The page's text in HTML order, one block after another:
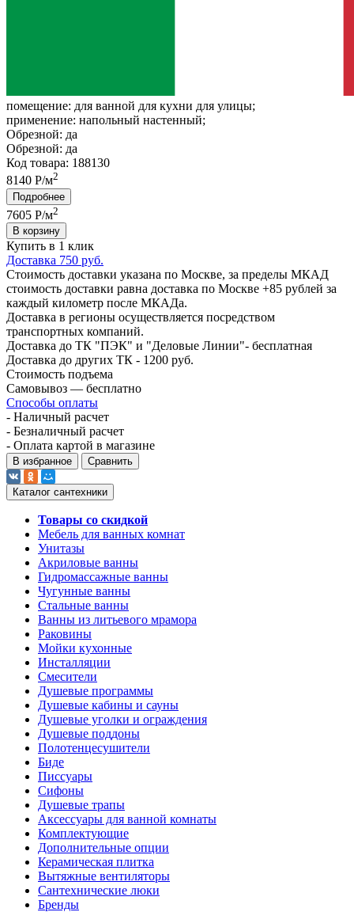
помещение: для ванной для кухни для улицы;
применение: напольный настенный;
Обрезной: да
Обрезной: да
Код товара: 188130
8140 Р/м2
Подробнее
7605 Р/м2
В корзину
Купить в 1 клик
Доставка 750 руб.
Стоимость доставки указана по Москве, за пределы МКАД
стоимость доставки равна доставка по Москве +85 рублей за
каждый километр после МКАДа.
Доставка в регионы осуществляется посредством
транспортных компаний.
Доставка до ТК "ПЭК" и "Деловые Линии"- бесплатная
Доставка до других ТК - 1200 руб.
Стоимость подъема
Самовывоз — бесплатно
Способы оплаты
- Наличный расчет
- Безналичный расчет
- Оплата картой в магазине
В избранное Сравнить
Каталог сантехники
Товары со скидкой
Мебель для ванных комнат
Унитазы
Акриловые ванны
Гидромассажные ванны
Чугунные ванны
Стальные ванны
Ванны из литьевого мрамора
Раковины
Мойки кухонные
Инсталляции
Смесители
Душевые программы
Душевые кабины и сауны
Душевые уголки и ограждения
Душевые поддоны
Полотенцесушители
Биде
Писсуары
Сифоны
Душевые трапы
Аксессуары для ванной комнаты
Комплектующие
Дополнительные опции
Керамическая плитка
Вытяжные вентиляторы
Сантехнические люки
Бренды